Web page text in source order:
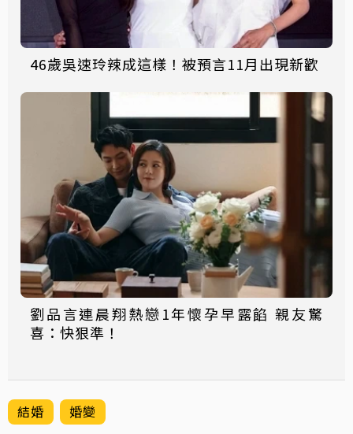
46歲吳速玲辣成這樣！被預言11月出現新歡
劉品言連晨翔熱戀1年懷孕早露餡 親友驚
喜：快狠準！
結婚 婚變